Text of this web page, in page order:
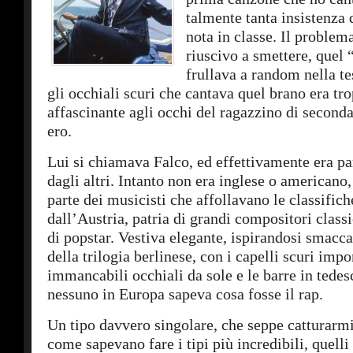
talmente tanta insistenza
nota in classe. Il
riuscivo a smettere, quel
frullava a random nella
gli occhiali scuri che cantava quel brano era
affascinante agli occhi del ragazzino di
ero.
Lui si chiamava Falco, ed effettivamente era
dagli altri. Intanto non era inglese o
parte dei musicisti che affollavano le
dall’Austria, patria di grandi compositori
di popstar. Vestiva elegante, ispirandosi
della trilogia berlinese, con i capelli scuri
immancabili occhiali da sole e le barre in
nessuno in Europa sapeva cosa fosse il rap.
Un tipo davvero singolare, che seppe
come sapevano fare i tipi più incredibili, quelli